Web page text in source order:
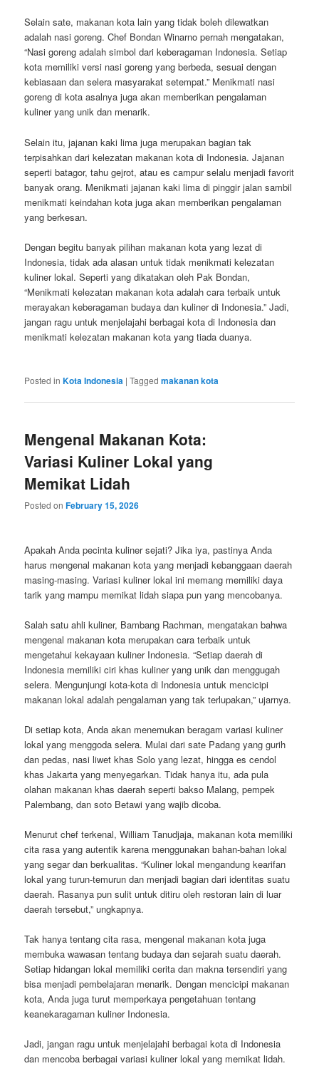
Selain sate, makanan kota lain yang tidak boleh dilewatkan
adalah nasi goreng. Chef Bondan Winarno pernah mengatakan,
“Nasi goreng adalah simbol dari keberagaman Indonesia. Setiap
kota memiliki versi nasi goreng yang berbeda, sesuai dengan
kebiasaan dan selera masyarakat setempat.” Menikmati nasi
goreng di kota asalnya juga akan memberikan pengalaman
kuliner yang unik dan menarik.
Selain itu, jajanan kaki lima juga merupakan bagian tak
terpisahkan dari kelezatan makanan kota di Indonesia. Jajanan
seperti batagor, tahu gejrot, atau es campur selalu menjadi favorit
banyak orang. Menikmati jajanan kaki lima di pinggir jalan sambil
menikmati keindahan kota juga akan memberikan pengalaman
yang berkesan.
Dengan begitu banyak pilihan makanan kota yang lezat di
Indonesia, tidak ada alasan untuk tidak menikmati kelezatan
kuliner lokal. Seperti yang dikatakan oleh Pak Bondan,
“Menikmati kelezatan makanan kota adalah cara terbaik untuk
merayakan keberagaman budaya dan kuliner di Indonesia.” Jadi,
jangan ragu untuk menjelajahi berbagai kota di Indonesia dan
menikmati kelezatan makanan kota yang tiada duanya.
Posted in Kota Indonesia |Tagged makanan kota
Mengenal Makanan Kota:
Variasi Kuliner Lokal yang
Memikat Lidah
Posted onFebruary 15, 2026
Apakah Anda pecinta kuliner sejati? Jika iya, pastinya Anda
harus mengenal makanan kota yang menjadi kebanggaan daerah
masing-masing. Variasi kuliner lokal ini memang memiliki daya
tarik yang mampu memikat lidah siapa pun yang mencobanya.
Salah satu ahli kuliner, Bambang Rachman, mengatakan bahwa
mengenal makanan kota merupakan cara terbaik untuk
mengetahui kekayaan kuliner Indonesia. “Setiap daerah di
Indonesia memiliki ciri khas kuliner yang unik dan menggugah
selera. Mengunjungi kota-kota di Indonesia untuk mencicipi
makanan lokal adalah pengalaman yang tak terlupakan,” ujarnya.
Di setiap kota, Anda akan menemukan beragam variasi kuliner
lokal yang menggoda selera. Mulai dari sate Padang yang gurih
dan pedas, nasi liwet khas Solo yang lezat, hingga es cendol
khas Jakarta yang menyegarkan. Tidak hanya itu, ada pula
olahan makanan khas daerah seperti bakso Malang, pempek
Palembang, dan soto Betawi yang wajib dicoba.
Menurut chef terkenal, William Tanudjaja, makanan kota memiliki
cita rasa yang autentik karena menggunakan bahan-bahan lokal
yang segar dan berkualitas. “Kuliner lokal mengandung kearifan
lokal yang turun-temurun dan menjadi bagian dari identitas suatu
daerah. Rasanya pun sulit untuk ditiru oleh restoran lain di luar
daerah tersebut,” ungkapnya.
Tak hanya tentang cita rasa, mengenal makanan kota juga
membuka wawasan tentang budaya dan sejarah suatu daerah.
Setiap hidangan lokal memiliki cerita dan makna tersendiri yang
bisa menjadi pembelajaran menarik. Dengan mencicipi makanan
kota, Anda juga turut memperkaya pengetahuan tentang
keanekaragaman kuliner Indonesia.
Jadi, jangan ragu untuk menjelajahi berbagai kota di Indonesia
dan mencoba berbagai variasi kuliner lokal yang memikat lidah.